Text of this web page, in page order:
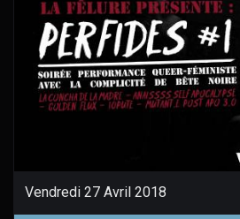
Vendredi 27 Avril 2018